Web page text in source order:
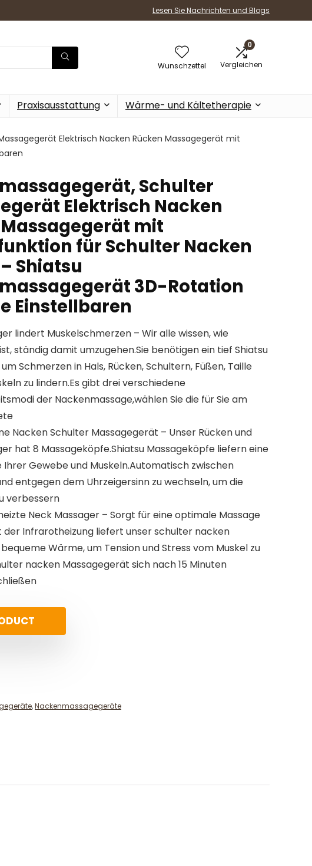
Lesen Sie Nachrichten und Blogs
Wunschzettel
0
Vergleichen
Praxisausstattung Wärme- und Kältetherapie
Elektrisch Nacken Rücken Massagegerät mit
Schulter
Elektrisch Nacken
mit
für Schulter Nacken
Shiatsu
3D-Rotation
Einstellbaren
lindert Muskelschmerzen – Wir alle wissen, wie
ständig damit umzugehen.Sie benötigen ein tief Shiatsu
Schmerzen in Hals, Rücken, Schultern, Füßen, Taille
zu lindern.Es gibt drei verschiedene
der Nackenmassage,wählen Sie die für Sie am
Nacken Schulter Massagegerät – Unser Rücken und
hat 8 Massageköpfe.Shiatsu Massageköpfe liefern eine
Ihrer Gewebe und Muskeln.Automatisch zwischen
entgegen dem Uhrzeigersinn zu wechseln, um die
verbessern
Neck Massager – Sorgt für eine optimale Massage
der Infrarotheizung liefert unser schulter nacken
Wärme, um Tension und Stress vom Muskel zu
nacken Massagegerät sich nach 15 Minuten
,Nackenmassagegeräte